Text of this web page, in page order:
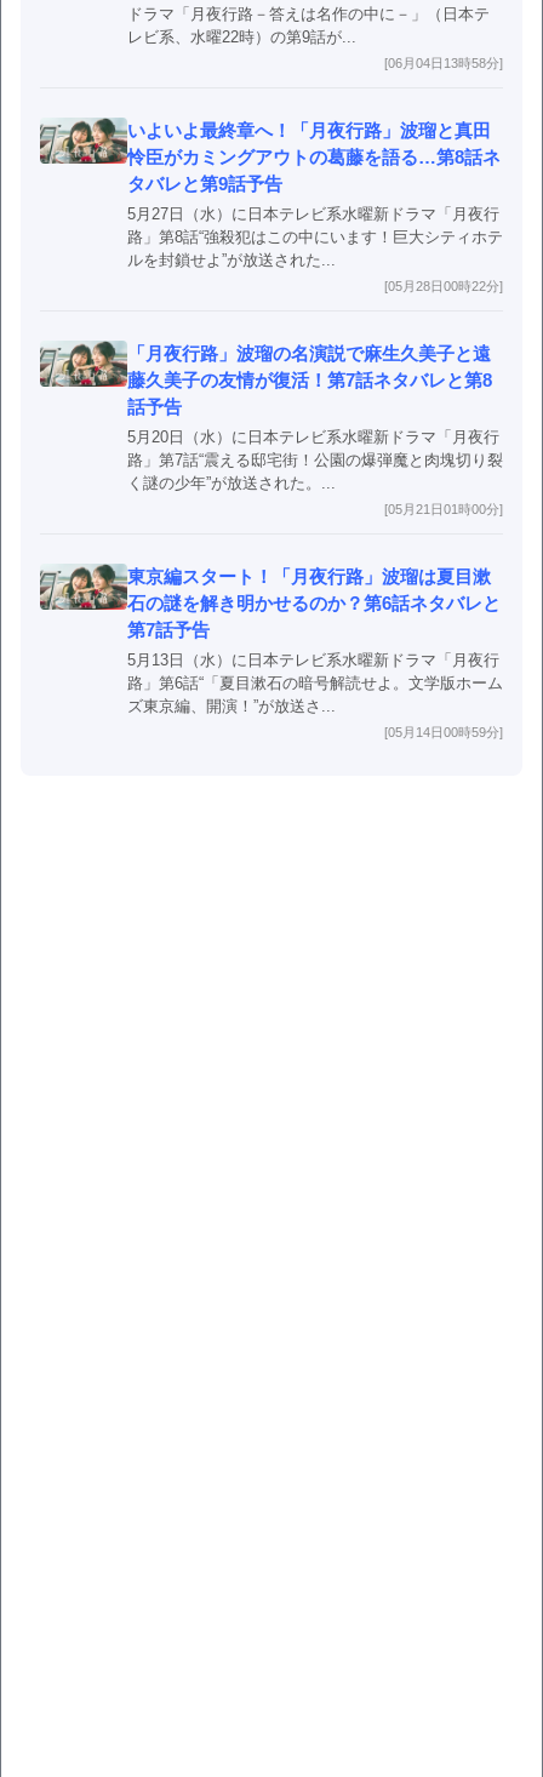
ドラマ「月夜行路－答えは名作の中に－」（日本テ
レビ系、水曜22時）の第9話が...
[06月04日13時58分]
いよいよ最終章へ！「月夜行路」波瑠と真田
怜臣がカミングアウトの葛藤を語る…第8話ネ
タバレと第9話予告
5月27日（水）に日本テレビ系水曜新ドラマ「月夜行
路」第8話“強殺犯はこの中にいます！巨大シティホテ
ルを封鎖せよ”が放送された...
[05月28日00時22分]
「月夜行路」波瑠の名演説で麻生久美子と遠
藤久美子の友情が復活！第7話ネタバレと第8
話予告
5月20日（水）に日本テレビ系水曜新ドラマ「月夜行
路」第7話“震える邸宅街！公園の爆弾魔と肉塊切り裂
く謎の少年”が放送された。...
[05月21日01時00分]
東京編スタート！「月夜行路」波瑠は夏目漱
石の謎を解き明かせるのか？第6話ネタバレと
第7話予告
5月13日（水）に日本テレビ系水曜新ドラマ「月夜行
路」第6話“「夏目漱石の暗号解読せよ。文学版ホーム
ズ東京編、開演！”が放送さ...
[05月14日00時59分]